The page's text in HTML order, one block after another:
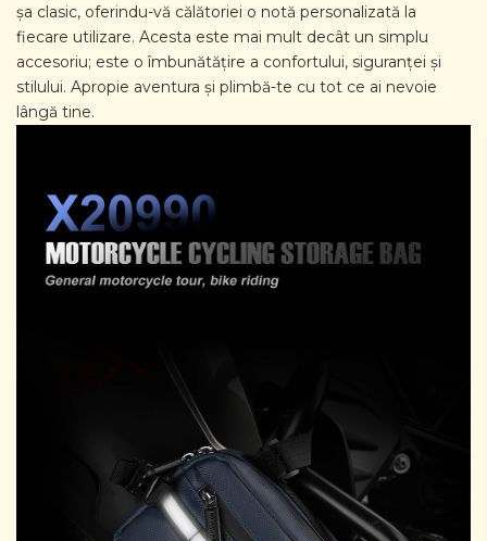
șa clasic, oferindu-vă călătoriei o notă personalizată la
fiecare utilizare. Acesta este mai mult decât un simplu
accesoriu; este o îmbunătățire a confortului, siguranței și
stilului. Apropie aventura și plimbă-te cu tot ce ai nevoie
lângă tine.